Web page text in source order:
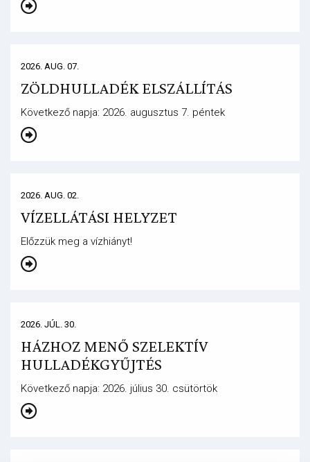
2026. AUG. 07.
ZÖLDHULLADÉK ELSZÁLLÍTÁS
Következő napja: 2026. augusztus 7. péntek
2026. AUG. 02.
VÍZELLÁTÁSI HELYZET
Előzzük meg a vízhiányt!
2026. JÚL. 30.
HÁZHOZ MENŐ SZELEKTÍV
HULLADÉKGYŰJTÉS
Következő napja: 2026. július 30. csütörtök